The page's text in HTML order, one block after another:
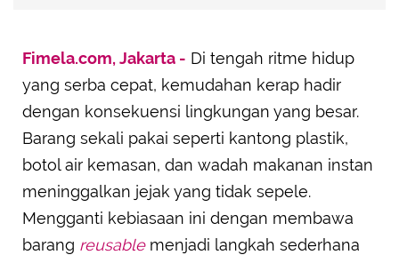
Fimela.com, Jakarta - Di tengah ritme hidup
yang serba cepat, kemudahan kerap hadir
dengan konsekuensi lingkungan yang besar.
Barang sekali pakai seperti kantong plastik,
botol air kemasan, dan wadah makanan instan
meninggalkan jejak yang tidak sepele.
Mengganti kebiasaan ini dengan membawa
barang reusablemenjadi langkah sederhana